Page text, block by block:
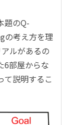
題のQ-
の考え方を理
ルがあるの
6部屋からな
て説明するこ